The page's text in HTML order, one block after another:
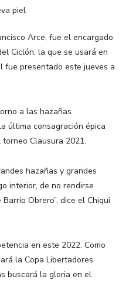
Arce, fue el encargado
Ciclón, la que se usará en
fue presentado este jueves a
a las hazañas
última consagración épica
Clausura 2021.
hazañas y grandes
interior, de no rendirse
Obrero”, dice el Chiqui
en este 2022. Como
la Copa Libertadores
buscará la gloria en el